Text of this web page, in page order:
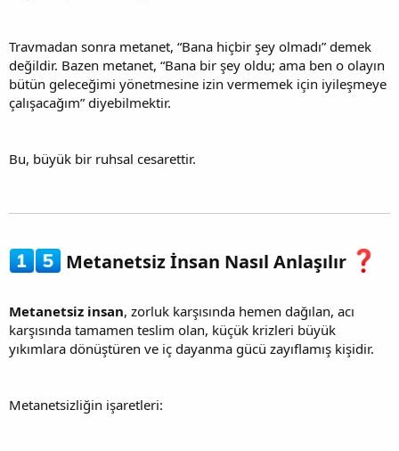
Travmadan sonra metanet, “Bana hiçbir şey olmadı” demek
değildir. Bazen metanet, “Bana bir şey oldu; ama ben o olayın
bütün geleceğimi yönetmesine izin vermemek için iyileşmeye
çalışacağım” diyebilmektir.
Bu, büyük bir ruhsal cesarettir.
Metanetsiz İnsan Nasıl Anlaşılır
Metanetsiz insan, zorluk karşısında hemen dağılan, acı
karşısında tamamen teslim olan, küçük krizleri büyük
yıkımlara dönüştüren ve iç dayanma gücü zayıflamış kişidir.
Metanetsizliğin işaretleri: